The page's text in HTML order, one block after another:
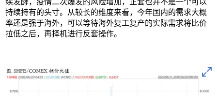
续发酵，疫情二次爆发的风险增加，正套也并不是一个可以
持续持有的头寸。从较长的维度来看，今年国内的需求大概
率还是强于海外，可以等待海外复工复产的实际需求将比价
拉低之后，再择机进行反套操作。